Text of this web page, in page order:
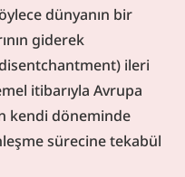
dünyanın bir
giderek
ileri
itibarıyla Avrupa
kendi döneminde
sürecine tekabül